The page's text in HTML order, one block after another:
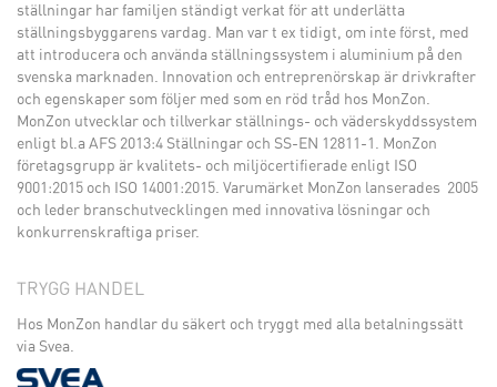
ställningar har familjen ständigt verkat för att underlätta
ställningsbyggarens vardag. Man var t ex tidigt, om inte först, med
att introducera och använda ställningssystem i aluminium på den
svenska marknaden. Innovation och entreprenörskap är drivkrafter
och egenskaper som följer med som en röd tråd hos MonZon.
MonZon utvecklar och tillverkar ställnings- och väderskyddssystem
enligt bl.a AFS 2013:4 Ställningar och SS-EN 12811-1. MonZon
företagsgrupp är kvalitets- och miljöcertifierade enligt ISO
9001:2015 och ISO 14001:2015. Varumärket MonZon lanserades 2005
och leder branschutvecklingen med innovativa lösningar och
konkurrenskraftiga priser.
TRYGG HANDEL
Hos MonZon handlar du säkert och tryggt med alla betalningssätt
via Svea.